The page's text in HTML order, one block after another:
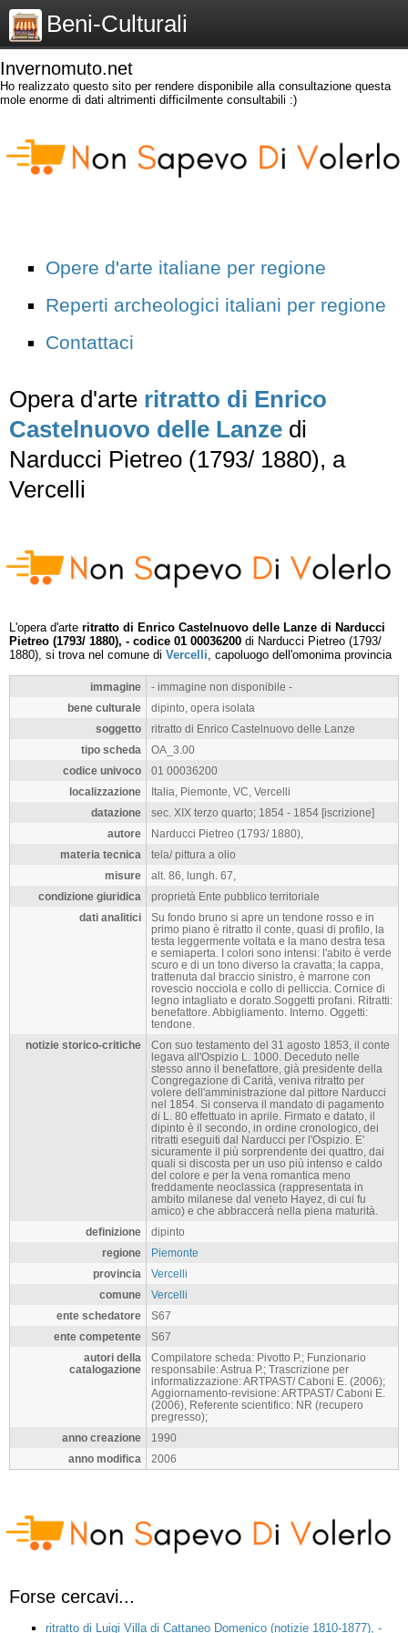
Beni-Culturali
Invernomuto.net
Ho realizzato questo sito per rendere disponibile alla consultazione questa
mole enorme di dati altrimenti difficilmente consultabili :)
Opere d'arte italiane per regione
Reperti archeologici italiani per regione
Contattaci
Opera d'arte ritratto di Enrico
Castelnuovo delle Lanze di
Narducci Pietreo (1793/ 1880), a
Vercelli
L'opera d'arte ritratto di Enrico Castelnuovo delle Lanze di Narducci
Pietreo (1793/ 1880), - codice 01 00036200 di Narducci Pietreo (1793/
1880), si trova nel comune di Vercelli, capoluogo dell'omonima provincia
immagine
- immagine non disponibile -
bene culturale
dipinto, opera isolata
soggetto
ritratto di Enrico Castelnuovo delle Lanze
tipo scheda
OA_3.00
codice univoco
01 00036200
localizzazione
Italia, Piemonte, VC, Vercelli
datazione
sec. XIX terzo quarto; 1854 - 1854 [iscrizione]
autore
Narducci Pietreo (1793/ 1880),
materia tecnica
tela/ pittura a olio
misure
alt. 86, lungh. 67,
condizione giuridica
proprietà Ente pubblico territoriale
dati analitici
Su fondo bruno si apre un tendone rosso e in
primo piano è ritratto il conte, quasi di profilo, la
testa leggermente voltata e la mano destra tesa
e semiaperta. I colori sono intensi: l'abito è verde
scuro e di un tono diverso la cravatta; la cappa,
trattenuta dal braccio sinistro, è marrone con
rovescio nocciola e collo di pelliccia. Cornice di
legno intagliato e dorato.Soggetti profani. Ritratti:
benefattore. Abbigliamento. Interno. Oggetti:
tendone.
notizie storico-critiche
Con suo testamento del 31 agosto 1853, il conte
legava all'Ospizio L. 1000. Deceduto nelle
stesso anno il benefattore, già presidente della
Congregazione di Carità, veniva ritratto per
volere dell'amministrazione dal pittore Narducci
nel 1854. Si conserva il mandato di pagamento
di L. 80 effettuato in aprile. Firmato e datato, il
dipinto è il secondo, in ordine cronologico, dei
ritratti eseguiti dal Narducci per l'Ospizio. E'
sicuramente il più sorprendente dei quattro, dai
quali si discosta per un uso più intenso e caldo
del colore e per la vena romantica meno
freddamente neoclassica (rappresentata in
ambito milanese dal veneto Hayez, di cui fu
amico) e che abbraccerà nella piena maturità.
definizione
dipinto
regione
Piemonte
provincia
Vercelli
comune
Vercelli
ente schedatore
S67
ente competente
S67
autori della
catalogazione
Compilatore scheda: Pivotto P.; Funzionario
responsabile: Astrua P.; Trascrizione per
informatizzazione: ARTPAST/ Caboni E. (2006);
Aggiornamento-revisione: ARTPAST/ Caboni E.
(2006), Referente scientifico: NR (recupero
pregresso);
anno creazione
1990
anno modifica
2006
Forse cercavi...
ritratto di Luigi Villa di Cattaneo Domenico (notizie 1810-1877), -